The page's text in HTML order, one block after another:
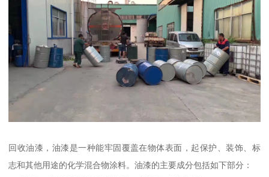
回收油漆，油漆是一种能牢固覆盖在物体表面，起保护、装饰、标
志和其他用途的化学混合物涂料。油漆的主要成分包括如下部分：